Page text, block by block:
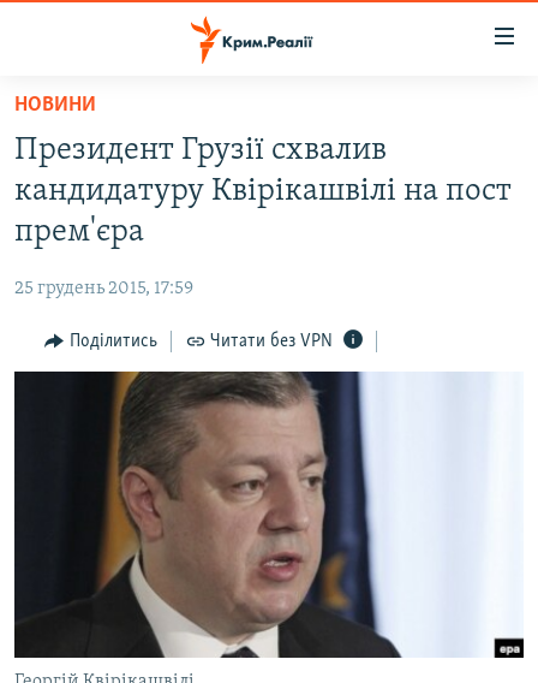
Перейти
основного
матеріалу
до
основної
навігації
Перейти
до
ВОДА.КРИМ
ВІДЕО ТА ФОТО
БЛОГИ
ПОГЛЯД
ВСЕ ЗА ДЕНЬ
СПЕЦПРОЕКТИ
ДЕПОРТАЦІЯ
ВІДЕОУРОКИ «ELIFBE»
СВІДЧЕННЯ ОКУПАЦІЇ
УКРАЇНСЬКА ПРОБЛЕМА КРИМУ
ЯК ОБІЙТИ БЛОКУВАННЯ
НОВИНИ
Президент Грузії схвалив
кандидатуру Квірікашвілі на пост
прем'єра
25 грудень 2015, 17:59
Поділитись Читати без VPN